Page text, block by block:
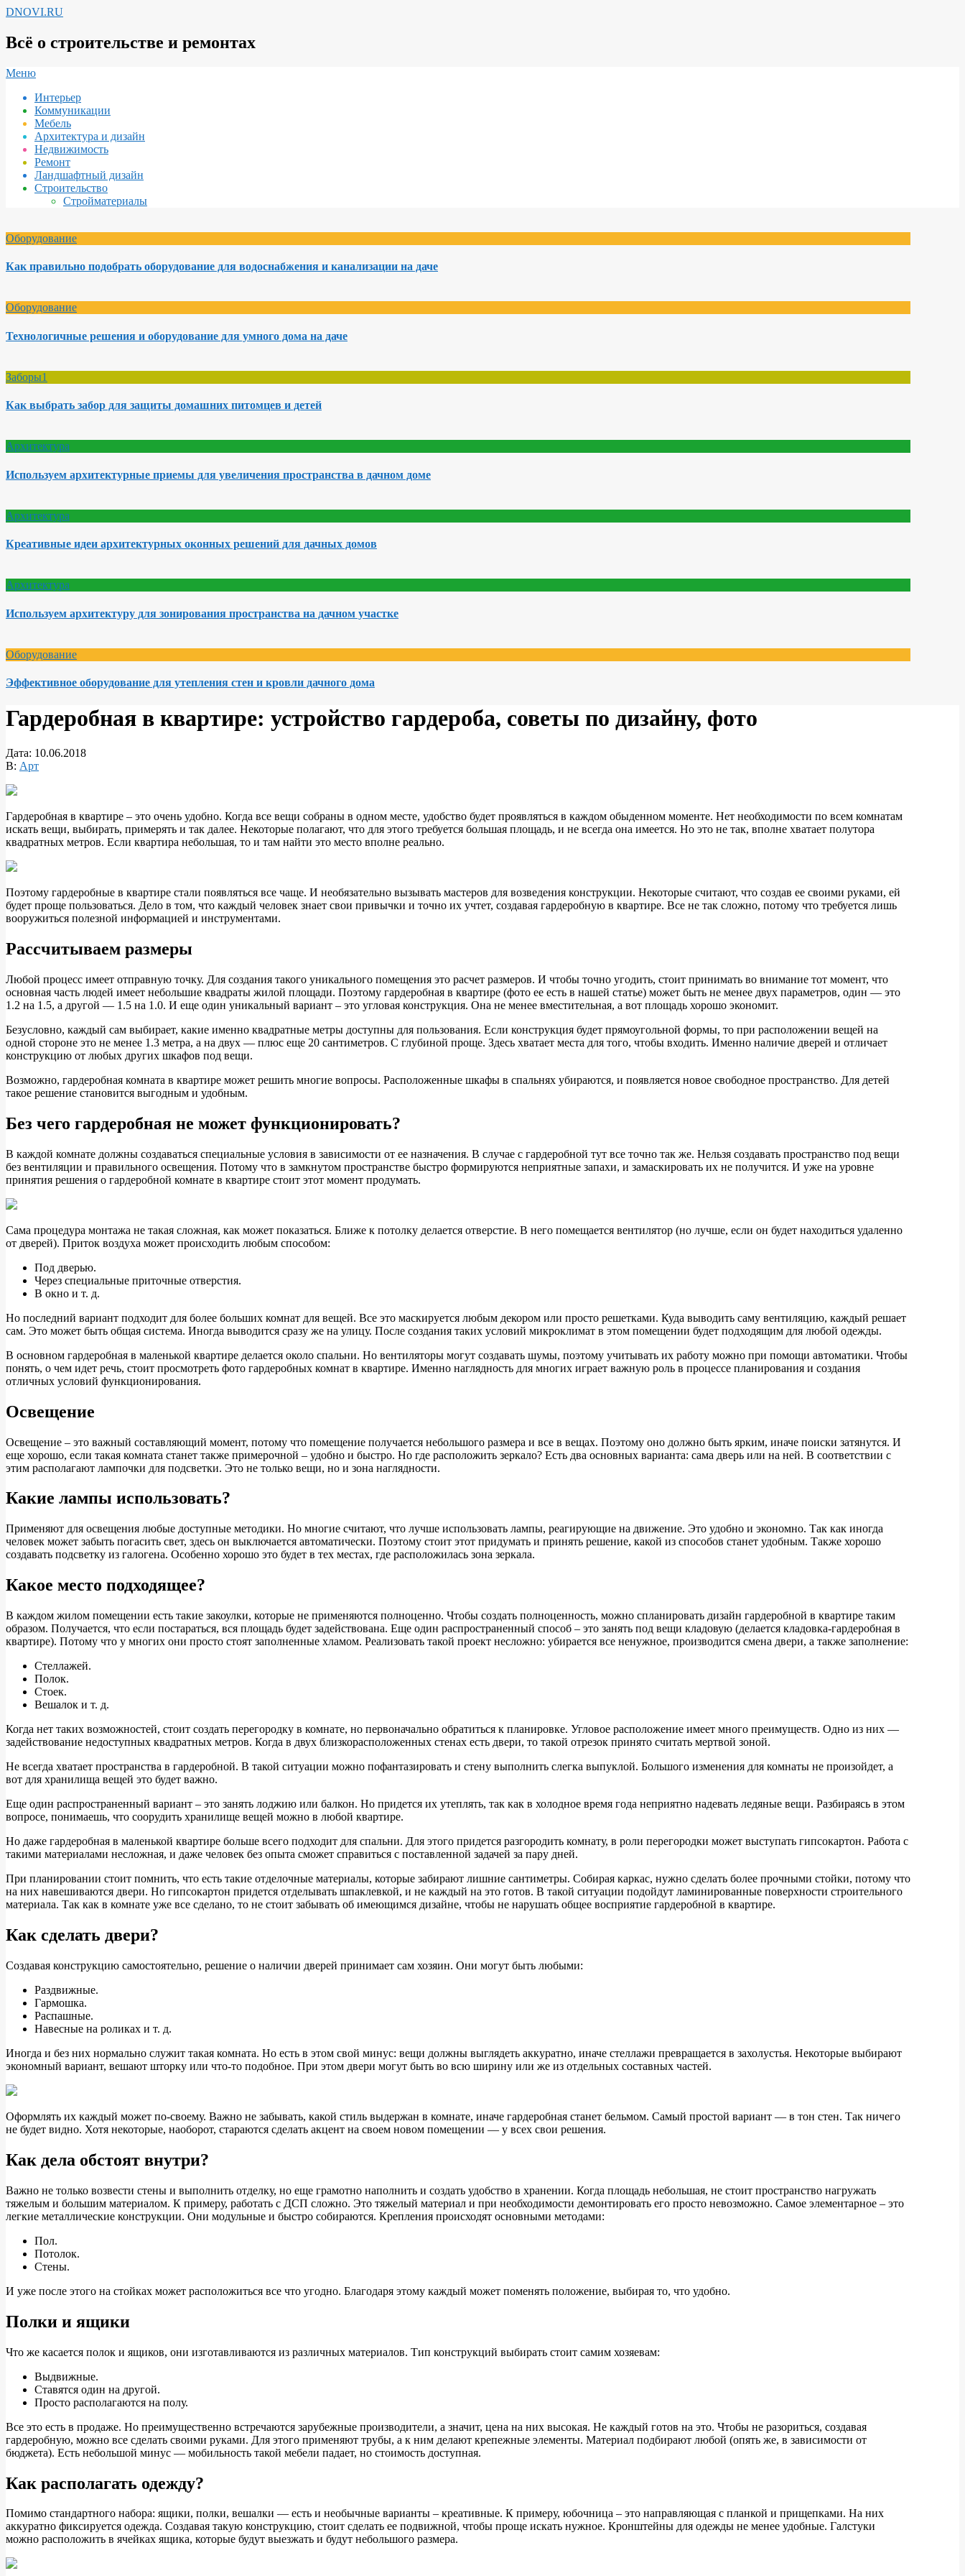
Перейти
содержимому
DNOVI.RU
Всё о строительстве и ремонтах
Вторичное
навигации
Меню
Интерьер
Коммуникации
Мебель
Архитектура и дизайн
Недвижимость
Ремонт
Ландшафтный дизайн
Строительство
Стройматериалы
Оборудование
Как правильно подобрать оборудование для водоснабжения и канализации на даче
Оборудование
Технологичные решения и оборудование для умного дома на даче
Заборы1
Как выбрать забор для защиты домашних питомцев и детей
Архитектура
Используем архитектурные приемы для увеличения пространства в дачном доме
Архитектура
Креативные идеи архитектурных оконных решений для дачных домов
Архитектура
Используем архитектуру для зонирования пространства на дачном участке
Оборудование
Эффективное оборудование для утепления стен и кровли дачного дома
Гардеробная в квартире: устройство гардероба, советы по дизайну, фото
Дата: 10.06.2018
В: Арт
Гардеробная в квартире – это очень удобно. Когда все вещи собраны в одном месте, удобство будет проявляться в каждом обыденном моменте. Нет необходимости по всем комнатам
искать вещи, выбирать, примерять и так далее. Некоторые полагают, что для этого требуется большая площадь, и не всегда она имеется. Но это не так, вполне хватает полутора
квадратных метров. Если квартира небольшая, то и там найти это место вполне реально.
Поэтому гардеробные в квартире стали появляться все чаще. И необязательно вызывать мастеров для возведения конструкции. Некоторые считают, что создав ее своими руками, ей
будет проще пользоваться. Дело в том, что каждый человек знает свои привычки и точно их учтет, создавая гардеробную в квартире. Все не так сложно, потому что требуется лишь
вооружиться полезной информацией и инструментами.
Рассчитываем размеры
Любой процесс имеет отправную точку. Для создания такого уникального помещения это расчет размеров. И чтобы точно угодить, стоит принимать во внимание тот момент, что
основная часть людей имеет небольшие квадраты жилой площади. Поэтому гардеробная в квартире (фото ее есть в нашей статье) может быть не менее двух параметров, один — это
1.2 на 1.5, а другой — 1.5 на 1.0. И еще один уникальный вариант – это угловая конструкция. Она не менее вместительная, а вот площадь хорошо экономит.
Безусловно, каждый сам выбирает, какие именно квадратные метры доступны для пользования. Если конструкция будет прямоугольной формы, то при расположении вещей на
одной стороне это не менее 1.3 метра, а на двух — плюс еще 20 сантиметров. С глубиной проще. Здесь хватает места для того, чтобы входить. Именно наличие дверей и отличает
конструкцию от любых других шкафов под вещи.
Возможно, гардеробная комната в квартире может решить многие вопросы. Расположенные шкафы в спальнях убираются, и появляется новое свободное пространство. Для детей
такое решение становится выгодным и удобным.
Без чего гардеробная не может функционировать?
В каждой комнате должны создаваться специальные условия в зависимости от ее назначения. В случае с гардеробной тут все точно так же. Нельзя создавать пространство под вещи
без вентиляции и правильного освещения. Потому что в замкнутом пространстве быстро формируются неприятные запахи, и замаскировать их не получится. И уже на уровне
принятия решения о гардеробной комнате в квартире стоит этот момент продумать.
Сама процедура монтажа не такая сложная, как может показаться. Ближе к потолку делается отверстие. В него помещается вентилятор (но лучше, если он будет находиться удаленно
от дверей). Приток воздуха может происходить любым способом:
Под дверью.
Через специальные приточные отверстия.
В окно и т. д.
Но последний вариант подходит для более больших комнат для вещей. Все это маскируется любым декором или просто решетками. Куда выводить саму вентиляцию, каждый решает
сам. Это может быть общая система. Иногда выводится сразу же на улицу. После создания таких условий микроклимат в этом помещении будет подходящим для любой одежды.
В основном гардеробная в маленькой квартире делается около спальни. Но вентиляторы могут создавать шумы, поэтому учитывать их работу можно при помощи автоматики. Чтобы
понять, о чем идет речь, стоит просмотреть фото гардеробных комнат в квартире. Именно наглядность для многих играет важную роль в процессе планирования и создания
отличных условий функционирования.
Освещение
Освещение – это важный составляющий момент, потому что помещение получается небольшого размера и все в вещах. Поэтому оно должно быть ярким, иначе поиски затянутся. И
еще хорошо, если такая комната станет также примерочной – удобно и быстро. Но где расположить зеркало? Есть два основных варианта: сама дверь или на ней. В соответствии с
этим располагают лампочки для подсветки. Это не только вещи, но и зона наглядности.
Какие лампы использовать?
Применяют для освещения любые доступные методики. Но многие считают, что лучше использовать лампы, реагирующие на движение. Это удобно и экономно. Так как иногда
человек может забыть погасить свет, здесь он выключается автоматически. Поэтому стоит этот придумать и принять решение, какой из способов станет удобным. Также хорошо
создавать подсветку из галогена. Особенно хорошо это будет в тех местах, где расположилась зона зеркала.
Какое место подходящее?
В каждом жилом помещении есть такие закоулки, которые не применяются полноценно. Чтобы создать полноценность, можно спланировать дизайн гардеробной в квартире таким
образом. Получается, что если постараться, вся площадь будет задействована. Еще один распространенный способ – это занять под вещи кладовую (делается кладовка-гардеробная в
квартире). Потому что у многих они просто стоят заполненные хламом. Реализовать такой проект несложно: убирается все ненужное, производится смена двери, а также заполнение:
Стеллажей.
Полок.
Стоек.
Вешалок и т. д.
Когда нет таких возможностей, стоит создать перегородку в комнате, но первоначально обратиться к планировке. Угловое расположение имеет много преимуществ. Одно из них —
задействование недоступных квадратных метров. Когда в двух близкорасположенных стенах есть двери, то такой отрезок принято считать мертвой зоной.
Не всегда хватает пространства в гардеробной. В такой ситуации можно пофантазировать и стену выполнить слегка выпуклой. Большого изменения для комнаты не произойдет, а
вот для хранилища вещей это будет важно.
Еще один распространенный вариант – это занять лоджию или балкон. Но придется их утеплять, так как в холодное время года неприятно надевать ледяные вещи. Разбираясь в этом
вопросе, понимаешь, что соорудить хранилище вещей можно в любой квартире.
Но даже гардеробная в маленькой квартире больше всего подходит для спальни. Для этого придется разгородить комнату, в роли перегородки может выступать гипсокартон. Работа с
такими материалами несложная, и даже человек без опыта сможет справиться с поставленной задачей за пару дней.
При планировании стоит помнить, что есть такие отделочные материалы, которые забирают лишние сантиметры. Собирая каркас, нужно сделать более прочными стойки, потому что
на них навешиваются двери. Но гипсокартон придется отделывать шпаклевкой, и не каждый на это готов. В такой ситуации подойдут ламинированные поверхности строительного
материала. Так как в комнате уже все сделано, то не стоит забывать об имеющимся дизайне, чтобы не нарушать общее восприятие гардеробной в квартире.
Как сделать двери?
Создавая конструкцию самостоятельно, решение о наличии дверей принимает сам хозяин. Они могут быть любыми:
Раздвижные.
Гармошка.
Распашные.
Навесные на роликах и т. д.
Иногда и без них нормально служит такая комната. Но есть в этом свой минус: вещи должны выглядеть аккуратно, иначе стеллажи превращается в захолустья. Некоторые выбирают
экономный вариант, вешают шторку или что-то подобное. При этом двери могут быть во всю ширину или же из отдельных составных частей.
Оформлять их каждый может по-своему. Важно не забывать, какой стиль выдержан в комнате, иначе гардеробная станет бельмом. Самый простой вариант — в тон стен. Так ничего
не будет видно. Хотя некоторые, наоборот, стараются сделать акцент на своем новом помещении — у всех свои решения.
Как дела обстоят внутри?
Важно не только возвести стены и выполнить отделку, но еще грамотно наполнить и создать удобство в хранении. Когда площадь небольшая, не стоит пространство нагружать
тяжелым и большим материалом. К примеру, работать с ДСП сложно. Это тяжелый материал и при необходимости демонтировать его просто невозможно. Самое элементарное – это
легкие металлические конструкции. Они модульные и быстро собираются. Крепления происходят основными методами:
Пол.
Потолок.
Стены.
И уже после этого на стойках может расположиться все что угодно. Благодаря этому каждый может поменять положение, выбирая то, что удобно.
Полки и ящики
Что же касается полок и ящиков, они изготавливаются из различных материалов. Тип конструкций выбирать стоит самим хозяевам:
Выдвижные.
Ставятся один на другой.
Просто располагаются на полу.
Все это есть в продаже. Но преимущественно встречаются зарубежные производители, а значит, цена на них высокая. Не каждый готов на это. Чтобы не разориться, создавая
гардеробную, можно все сделать своими руками. Для этого применяют трубы, а к ним делают крепежные элементы. Материал подбирают любой (опять же, в зависимости от
бюджета). Есть небольшой минус — мобильность такой мебели падает, но стоимость доступная.
Как располагать одежду?
Помимо стандартного набора: ящики, полки, вешалки — есть и необычные варианты – креативные. К примеру, юбочница – это направляющая с планкой и прищепками. На них
аккуратно фиксируется одежда. Создавая такую конструкцию, стоит сделать ее подвижной, чтобы проще искать нужное. Кронштейны для одежды не менее удобные. Галстуки
можно расположить в ячейках ящика, которые будут выезжать и будут небольшого размера.